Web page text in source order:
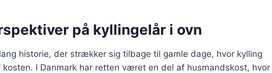
på kyllingelår i ovn
historie, der strækker sig tilbage til gamle dage, hvor kylling
I Danmark har retten været en del af husmandskost, hvor